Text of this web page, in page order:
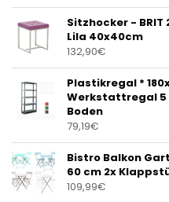
Sitzhocker -
Lila 40x40cm
132,90€
Plastikregal *
Werkstattregal 5
Boden
79,19€
Bistro Balkon
60 cm 2x
109,99€